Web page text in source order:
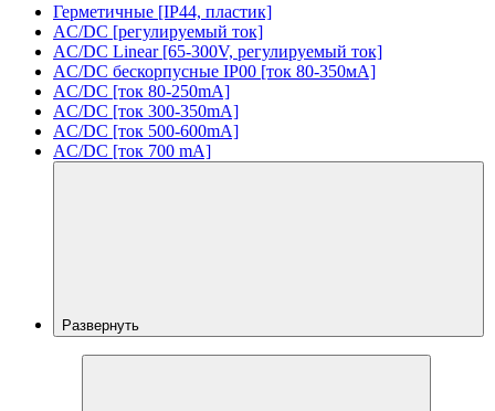
Герметичные [IP44, пластик]
AC/DC [регулируемый ток]
AC/DC Linear [65-300V, регулируемый ток]
AC/DC бескорпусные IP00 [ток 80-350мА]
AC/DC [ток 80-250mA]
AC/DC [ток 300-350mA]
AC/DC [ток 500-600mA]
AC/DC [ток 700 mA]
Развернуть